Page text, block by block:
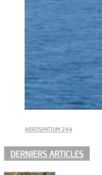
AEROSPATIUM 244
DERNIERS ARTICLES